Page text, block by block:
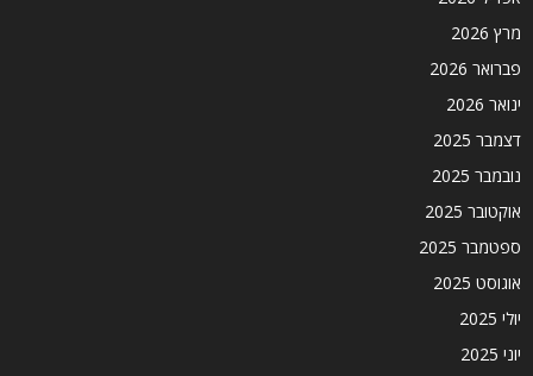
מרץ 2026
פברואר 2026
ינואר 2026
דצמבר 2025
נובמבר 2025
אוקטובר 2025
ספטמבר 2025
אוגוסט 2025
יולי 2025
יוני 2025